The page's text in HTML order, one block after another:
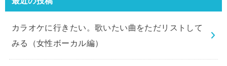
カラオケに行きたい。歌いたい曲をただリストして
みる（女性ボーカル編）